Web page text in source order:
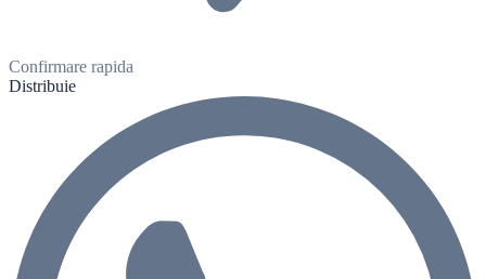
Confirmare rapida
Distribuie